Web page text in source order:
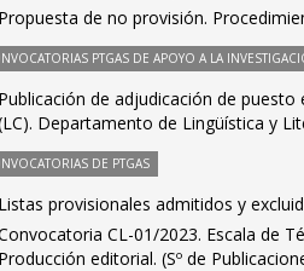
Propuesta de no provisión.
PTGAS DE APOYO A LA
Publicación de adjudicación de
Departamento de Lingüística y
DE PTGAS
Listas provisionales admitidos y
CL-01/2023. Escala de
Producción editorial. (Sº de